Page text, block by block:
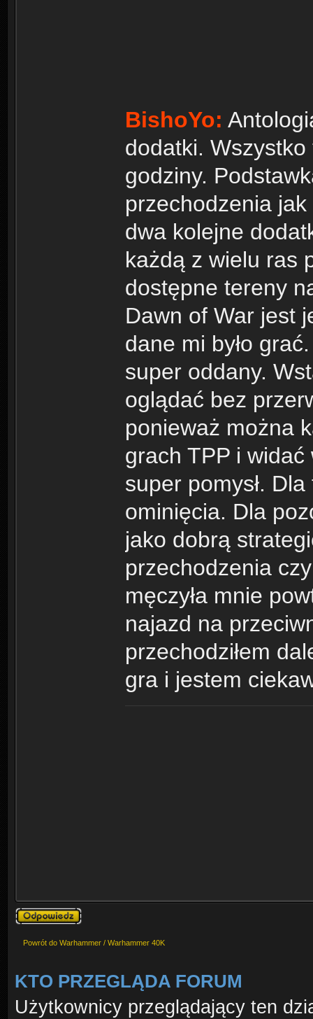
BishoYo:
dodatki.
godziny.
przechodzenia
dwa kolejne
każdą z wielu ras
dostępne tereny
Dawn of War jest
dane mi było
super oddany.
oglądać bez
ponieważ można
grach TPP i
super pomysł.
ominięcia. Dla
jako dobrą
przechodzenia
męczyła mnie
najazd na
przechodziłem
gra i jestem
Odpowiedz
Powrót do Warhammer / Warhammer 40K
KTO PRZEGLĄDA FORUM
Użytkownicy przeglądający ten